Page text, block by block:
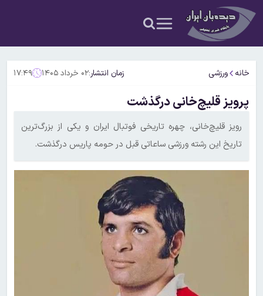
خانه ورزشی زمان انتشار:۰۲ خرداد ۱۴۰۵ ۱۷:۴۹
پرویز قلیچ‌خانی درگذشت
رویز قلیچ‌خانی، چهره تاریخی فوتبال ایران و یکی از بزرگ‌ترین
تاریخ این رشته ورزشی ساعاتی قبل در حومه پاریس درگذشت.